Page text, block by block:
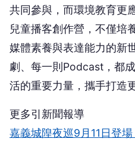
共同參與，而環境教育更
兒童播客創作營，不僅培
媒體素養與表達能力的新
劇、每一則Podcast，都
活的重要力量，攜手打造
更多引新聞報導
嘉義城隍夜巡9月11日登